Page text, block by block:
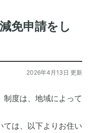
免申請をし
2026年4月13日 更新
度は、地域によって
ては、以下よりお住い